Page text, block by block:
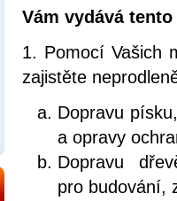
Vám vydává
1. Pomocí Vašich
zajistěte
Dopravu
a opravy
Dopravu
pro budování,